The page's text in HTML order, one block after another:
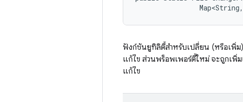
ฟังก์ชันยูทิลิตี้สำหรับเปลี่ยน (หรือเพิ่ม
แก้ไข ส่วนพร็อพเพอร์ตี้ใหม่ จะถูกเพิ่ม
แก้ไข